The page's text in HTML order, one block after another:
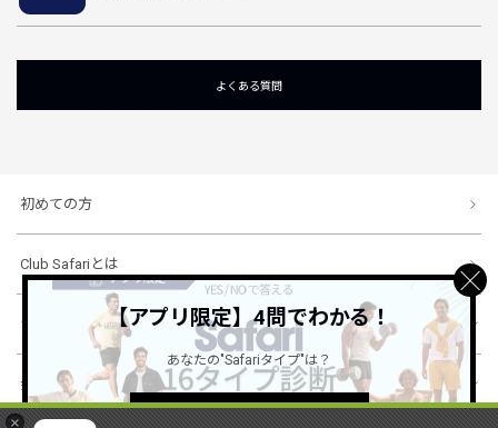
×
よくある質問
初めての方
Club Safariとは
ショッピングガイド
会社概要・規約
【アプリ限定】4問でわかる！
あなたの"Safariタイプ"は？
詳しくはこちら ＞